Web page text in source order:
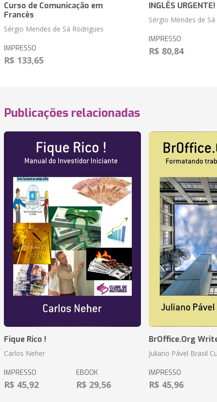
Curso de Comunicação em
Francês
Sérgio Mendes de Sá Rodrigues
IMPRESSO
R$ 133,65
INGLÊS URGENTE!
Sérgio Mendes de
IMPRESSO
R$ 80,84
Publicações relacionadas
Fique Rico !
Carlos Neher
IMPRESSO
R$ 45,92
EBOOK
R$ 29,56
BrOffice.Org
Juliano Pável Brasil
IMPRESSO
R$ 45,96